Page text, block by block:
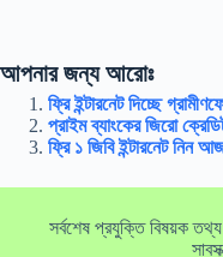
আপনার জন্য আরোঃ
ফ্রি ইন্টারনেট দিচ্ছে
প্রাইম ব্যাংকের জিরো
ফ্রি ১ জিবি ইন্টারনেট নিন
সর্বশেষ প্রযুক্তি বিষয়ক